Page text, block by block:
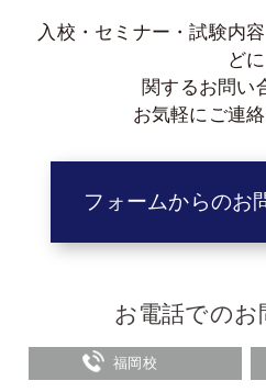
入校・セミナー・試験内
どに
関するお問い
お気軽にご連絡
フォームからのお
お電話でのお
福岡校